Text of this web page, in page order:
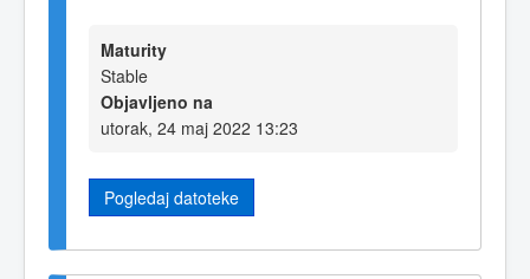
Maturity
Stable
Objavljeno na
utorak, 24 maj 2022 13:23
Pogledaj datoteke